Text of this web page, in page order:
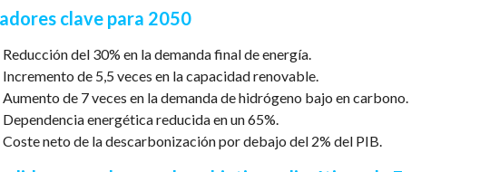
clave para 2050
Reducción del 30% en la demanda final de energía.
Incremento de 5,5 veces en la capacidad renovable.
Aumento de 7 veces en la demanda de hidrógeno bajo en carbono.
Dependencia energética reducida en un 65%.
Coste neto de la descarbonización por debajo del 2% del PIB.